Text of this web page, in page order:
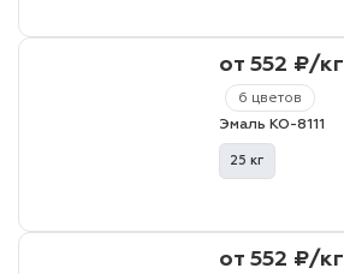
6 цветов
от 552 ₽/кг
Эмаль КО-8111
25 кг
от 552 ₽/кг